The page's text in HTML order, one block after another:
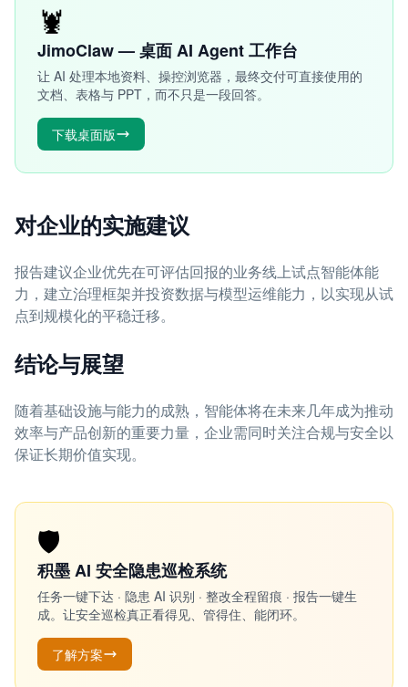
🦞
JimoClaw — 桌面 AI Agent 工作台
让 AI 处理本地资料、操控浏览器，最终交付可直接使用的
文档、表格与 PPT，而不只是一段回答。
下载桌面版
对企业的实施建议
报告建议企业优先在可评估回报的业务线上试点智能体能
力，建立治理框架并投资数据与模型运维能力，以实现从试
点到规模化的平稳迁移。
结论与展望
随着基础设施与能力的成熟，智能体将在未来几年成为推动
效率与产品创新的重要力量，企业需同时关注合规与安全以
保证长期价值实现。
🛡️
积墨 AI 安全隐患巡检系统
任务一键下达 · 隐患 AI 识别 · 整改全程留痕 · 报告一键生
成。让安全巡检真正看得见、管得住、能闭环。
了解方案